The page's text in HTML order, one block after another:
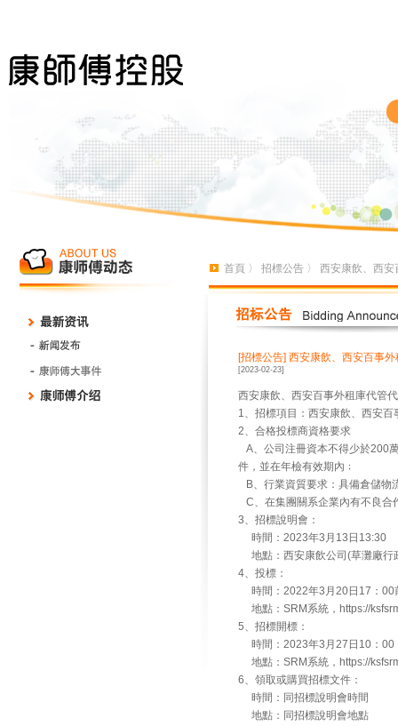
首頁 〉 招標公告 〉 西安康飲、西
[招標公告] 西安康飲、西安百事
[2023-02-23]
西安康飲、西安百事外租庫代管
1、招標項目：西安康飲、西安
2、合格投標商資格要求
A、公司注冊資本不得少於200
件，並在年檢有效期內﹔
B、行業資質要求：具備倉儲物
C、在集團關系企業內有不良合
3、招標說明會：
時間：2023年3月13日13:30
地點：西安康飲公司(草灘廠行
4、投標：
時間：2022年3月20日17：00
地點：SRM系統，https://
5、招標開標：
時間：2023年3月27日10：00
地點：SRM系統，https://
6、領取或購買招標文件：
時間：同招標說明會時間
地點：同招標說明會地點